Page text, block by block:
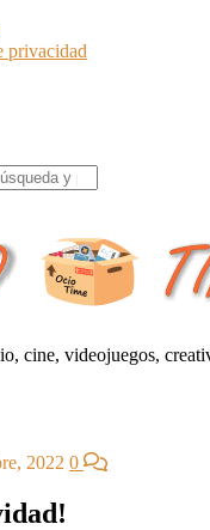
privacidad
cine, videojuegos,
2022 0